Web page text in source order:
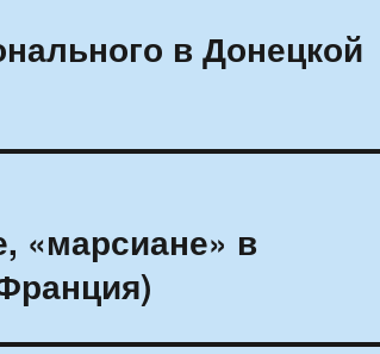
в Донецкой
«марсиане» в